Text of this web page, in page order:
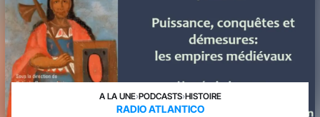
A LA UNE›PODCASTS›HISTOIRE
RADIO ATLANTICO